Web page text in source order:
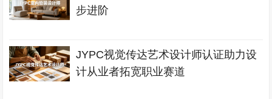
步进阶
JYPC视觉传达艺术设计师认证助力设
计从业者拓宽职业赛道